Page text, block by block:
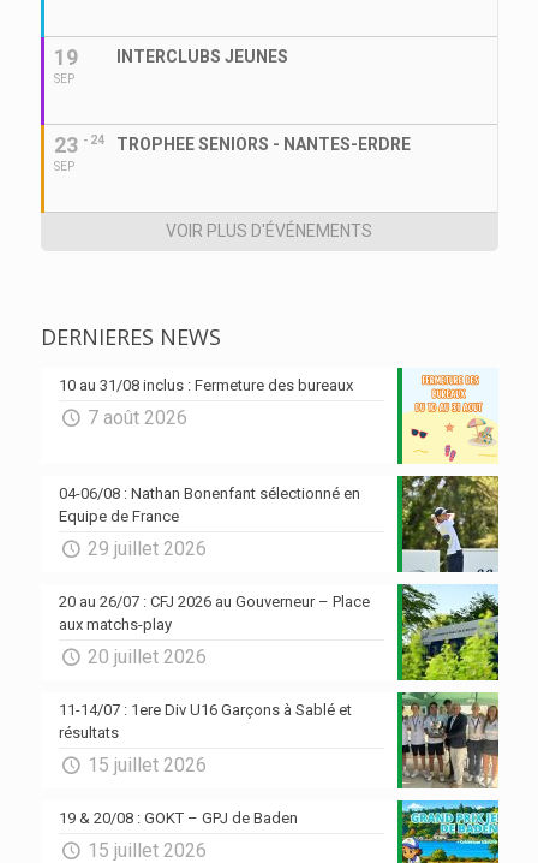
19
SEP
INTERCLUBS JEUNES
23
SEP
- 24 TROPHEE SENIORS - NANTES-ERDRE
VOIR PLUS D'ÉVÉNEMENTS
DERNIERES NEWS
10 au 31/08 inclus : Fermeture des bureaux
7 août 2026
04-06/08 : Nathan Bonenfant sélectionné en
Equipe de France
29 juillet 2026
20 au 26/07 : CFJ 2026 au Gouverneur – Place
aux matchs-play
20 juillet 2026
11-14/07 : 1ere Div U16 Garçons à Sablé et
résultats
15 juillet 2026
19 & 20/08 : GOKT – GPJ de Baden
15 juillet 2026